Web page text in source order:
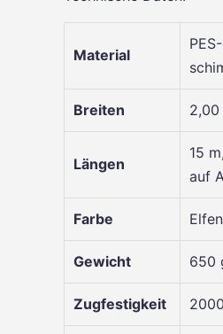
Material
Breiten 2,00
Längen
15
auf
Farbe
Gewicht 650
Zugfestigkeit